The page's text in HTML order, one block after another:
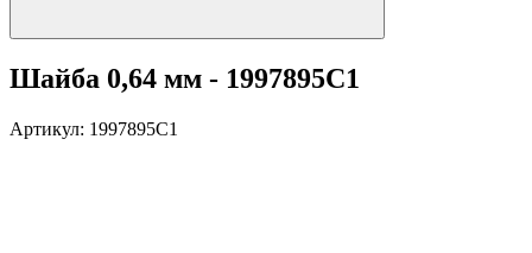
Шайба 0,64 мм - 1997895C1
Артикул: 1997895C1